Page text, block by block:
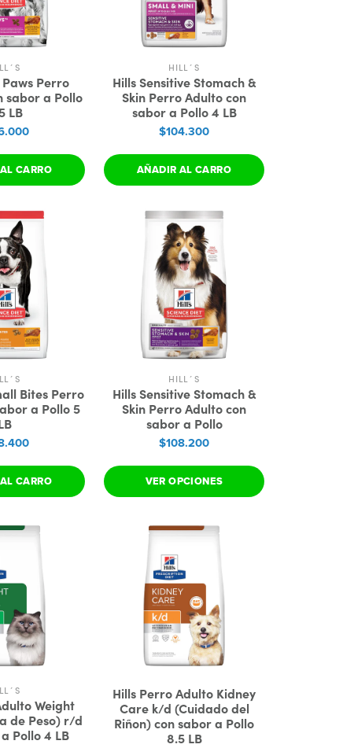
Perro
sabor a Pollo
LB
CARRO
HILL´S
Hills Sensitive Stomach &
Skin Perro Adulto con
sabor a Pollo 4 LB
$104.300
AÑADIR AL CARRO
Bites Perro
a Pollo 5
CARRO
HILL´S
Hills Sensitive Stomach &
Skin Perro Adulto con
sabor a Pollo
$108.200
VER OPCIONES
Weight
de Peso) r/d
Pollo 4 LB
Hills Perro Adulto Kidney
Care k/d (Cuidado del
Riñon) con sabor a Pollo
8.5 LB